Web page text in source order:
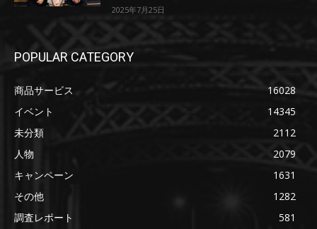
2025年7月25日
POPULAR CATEGORY
商品サービス
16028
イベント
14345
未分類
2112
人物
2079
キャンペーン
1631
その他
1282
調査レポート
581